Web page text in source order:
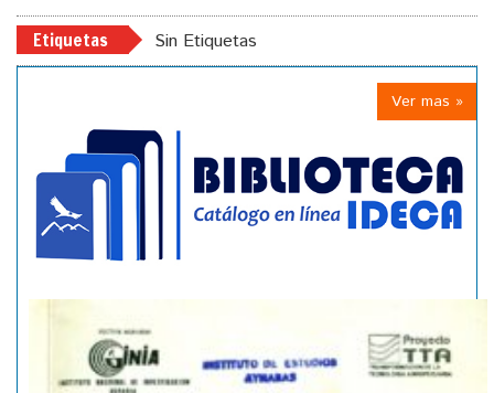
Etiquetas Sin Etiquetas
Ver mas »